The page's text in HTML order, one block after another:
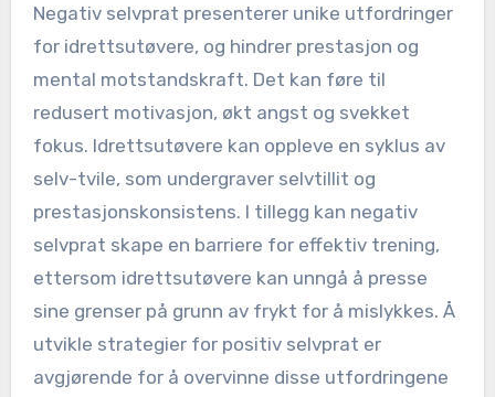
Negativ selvprat presenterer unike utfordringer
for idrettsutøvere, og hindrer prestasjon og
mental motstandskraft. Det kan føre til
redusert motivasjon, økt angst og svekket
fokus. Idrettsutøvere kan oppleve en syklus av
selv-tvile, som undergraver selvtillit og
prestasjonskonsistens. I tillegg kan negativ
selvprat skape en barriere for effektiv trening,
ettersom idrettsutøvere kan unngå å presse
sine grenser på grunn av frykt for å mislykkes. Å
utvikle strategier for positiv selvprat er
avgjørende for å overvinne disse utfordringene